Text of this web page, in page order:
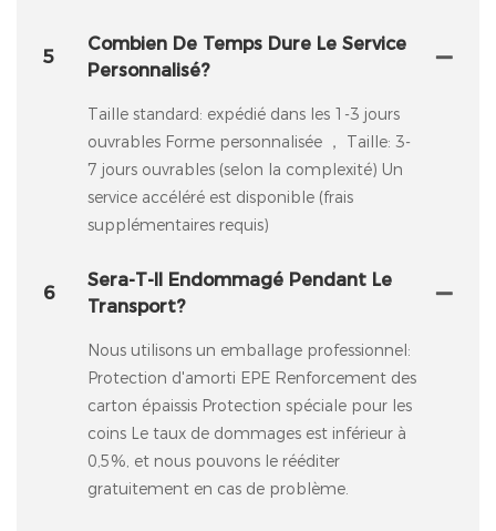
5
Combien De Temps Dure Le Service
Personnalisé?
Taille standard: expédié dans les 1-3 jours
ouvrables Forme personnalisée ， Taille: 3-
7 jours ouvrables (selon la complexité) Un
service accéléré est disponible (frais
supplémentaires requis)
6
Sera-T-Il Endommagé Pendant Le
Transport?
Nous utilisons un emballage professionnel:
Protection d'amorti EPE Renforcement des
carton épaissis Protection spéciale pour les
coins Le taux de dommages est inférieur à
0,5%, et nous pouvons le rééditer
gratuitement en cas de problème.